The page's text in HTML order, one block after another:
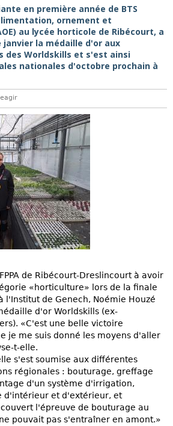
en première année de BTS
ornement et
au lycée horticole de Ribécourt, a
la médaille d'or aux
des Worldskills et s'est ainsi
nationales d'octobre prochain à
de Ribécourt-Dreslincourt à avoir
«horticulture» lors de la finale
l'Institut de Genech, Noémie Houzé
d'or Worldskills (ex-
«C'est une belle victoire
je me suis donné les moyens d'aller
t-elle.
s'est soumise aux différentes
régionales : bouturage, greffage
d'un système d'irrigation,
d'intérieur et d'extérieur, et
l'épreuve de bouturage au
pouvait pas s'entraîner en amont.»